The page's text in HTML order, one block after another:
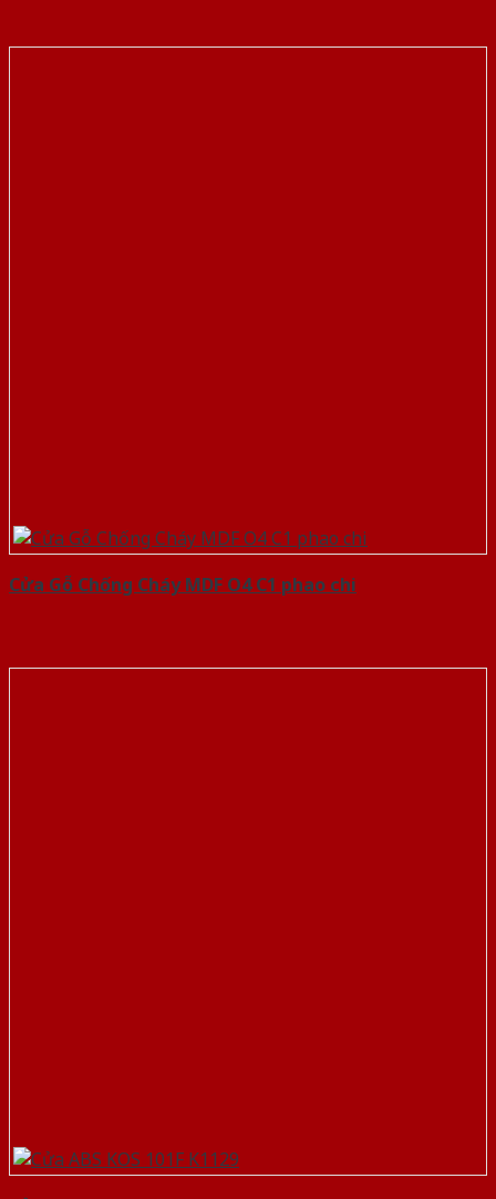
Cửa Gỗ Chống Cháy MDF O4 C1 phao chi